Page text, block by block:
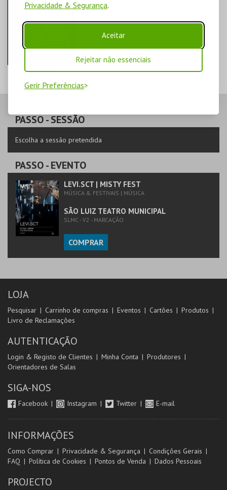
Privacidade & Segurança.
Aceitar
Rejeitar não essenciais
Gerir Preferências
100 ANOS DE
VARIEDADES
MAIS INFO
COMPRAR
PASSO- SESSÃO
Escolha a sessão pretendida
PASSO- EVENTO
LEVI.SCT | MISTY FEST
MÚSICA & FESTIVAIS | MÚSICA
SÃO LUIZ TEATRO MUNICIPAL
SLMC - V2 - MARCAÇÃO
COMPRAR
LOJA
Pesquisar Carrinho de compras Eventos Cartões
Produtos
Livro de Reclamações
AUTENTICAÇÃO
Login & Registo de Clientes Minha Conta
Produtores
Orientadores de Salas
SIGA-NOS
Facebook Instagram Twitter E-mail
INFORMAÇÕES
Como Comprar Privacidade & Segurança
Condições Gerais
FAQ
Política de Cookies Pontos de Venda Dados Pessoais
PROJECTO